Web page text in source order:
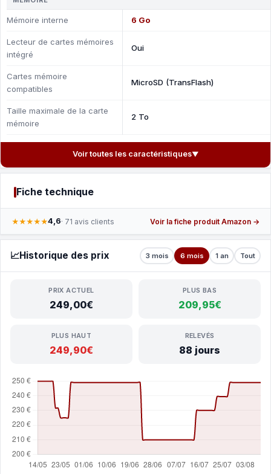
Mémoire interne 6 Go
Lecteur de cartes mémoires
intégré
Oui
Cartes mémoire
compatibles
MicroSD (TransFlash)
Taille maximale de la carte
mémoire
2 To
Voir toutes les caractéristiques▼
Fiche technique
★★★★★4,6· 71 avis clients Voir la fiche produit Amazon →
📈Historique des prix 3 mois 6 mois 1 an Tout
PRIX ACTUEL
249,00€
PLUS BAS
209,95€
PLUS HAUT
249,90€
RELEVÉS
88 jours